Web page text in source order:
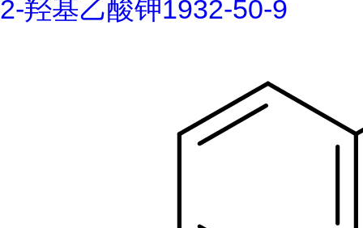
2-羟基乙酸钾1932-50-9